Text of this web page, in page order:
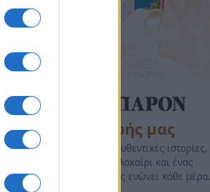
της Ζωής μας
Οι άνθρωποι, οι αυθεντικές ιστορίες,
το ελληνικό καλοκαίρι και ένας
πολιτισμός που μας ενώνει κάθε μέρα.